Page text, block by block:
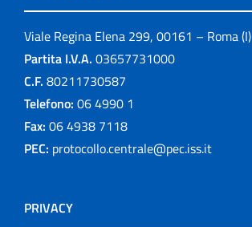
Viale Regina Elena 299, 00161 – Roma (I)
Partita I.V.A. 03657731000
C.F. 80211730587
Telefono: 06 4990 1
Fax: 06 4938 7118
PEC: protocollo.centrale@pec.iss.it
PRIVACY